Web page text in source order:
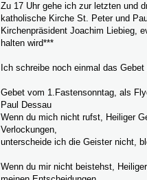
Zu 17 Uhr gehe ich zur letzten und
katholische Kirche St. Peter und
Kirchenpräsident Joachim Liebieg,
halten wird***
Ich schreibe noch einmal das Gebet
Gebet vom 1.Fastensonntag, als
Paul Dessau
Wenn du mich nicht rufst, Heiliger
Verlockungen,
unterscheide ich die Geister nicht,
Wenn du mir nicht beistehst,